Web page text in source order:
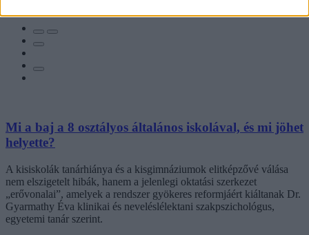
Mi a baj a 8 osztályos általános iskolával, és mi jöhet
helyette?
A kisiskolák tanárhiánya és a kisgimnáziumok elitképzővé válása
nem elszigetelt hibák, hanem a jelenlegi oktatási szerkezet
„erővonalai”, amelyek a rendszer gyökeres reformjáért kiáltanak Dr.
Gyarmathy Éva klinikai és neveléslélektani szakpszichológus,
egyetemi tanár szerint.